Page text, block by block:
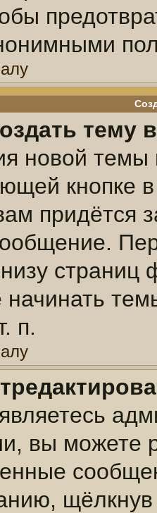
тему
новой
кнопке
придётся
п.
вы можете